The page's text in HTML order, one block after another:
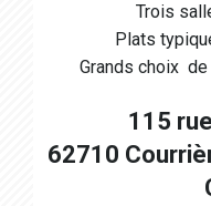
Trois
Plats
Grands choix
115
62710